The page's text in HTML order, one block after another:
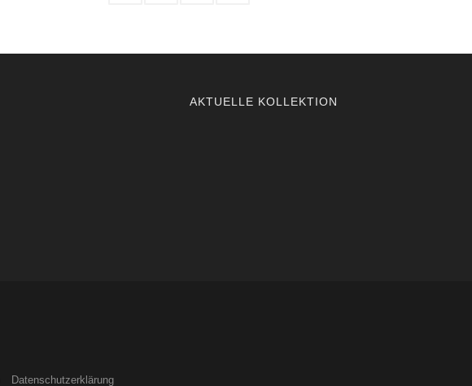
AKTUELLE KOLLEKTION
Datenschutzerklärung